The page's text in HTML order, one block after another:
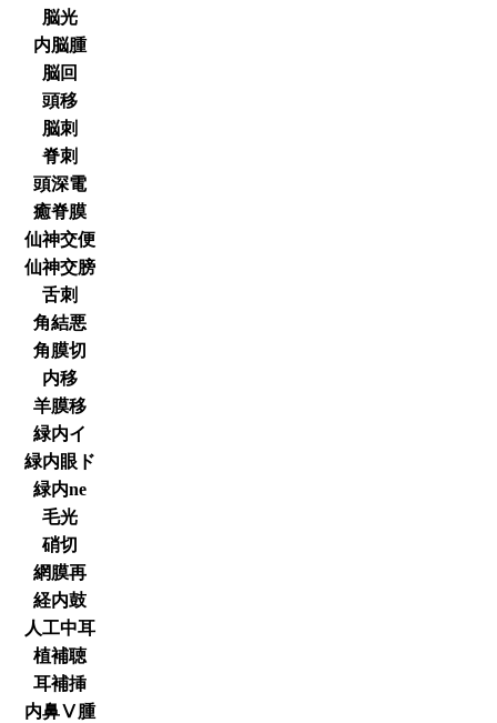
脳光
内脳腫
脳回
頭移
脳刺
脊刺
頭深電
癒脊膜
仙神交便
仙神交膀
舌刺
角結悪
角膜切
内移
羊膜移
緑内イ
緑内眼ド
緑内ne
毛光
硝切
網膜再
経内鼓
人工中耳
植補聴
耳補挿
内鼻Ⅴ腫